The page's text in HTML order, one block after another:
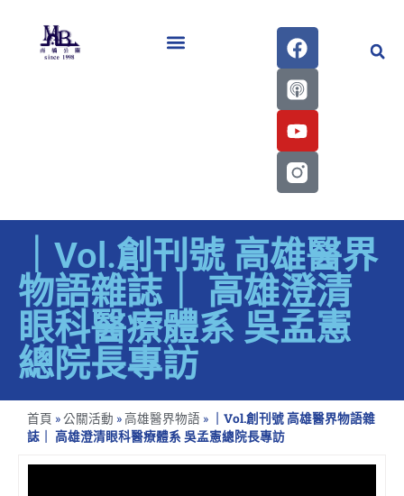
｜Vol.創刊號 高雄醫界
物語雜誌｜ 高雄澄清
眼科醫療體系 吳孟憲
總院長專訪
首頁 »公關活動 »高雄醫界物語 »
｜Vol.創刊號 高雄醫界物語雜
誌｜ 高雄澄清眼科醫療體系 吳孟憲總院長專訪